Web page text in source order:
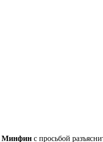
Минфин с просьбой